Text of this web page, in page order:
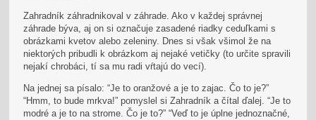
Zahradník záhradnikoval v záhrade. Ako v každej správnej
záhrade býva, aj on si označuje zasadené riadky ceduľkami s
obrázkami kvetov alebo zeleniny. Dnes si však všimol že na
niektorých pribudli k obrázkom aj nejaké vetičky (to určite spravili
nejakí chrobáci, tí sa mu radi vŕtajú do vecí).
Na jednej sa písalo: “Je to oranžové a je to zajac. Čo to je?”
“Hmm, to bude mrkva!” pomyslel si Zahradník a čítal ďalej. “Je to
modré a je to na strome. Čo je to?” “Veď to je úplne jednoznačné,